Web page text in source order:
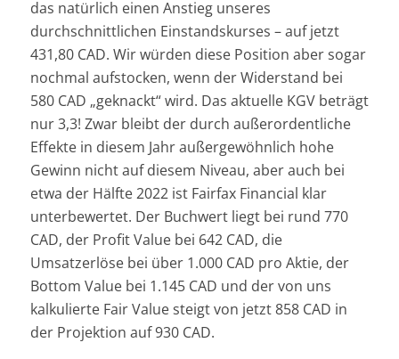
das natürlich einen Anstieg unseres
durchschnittlichen Einstandskurses – auf jetzt
431,80 CAD. Wir würden diese Position aber sogar
nochmal aufstocken, wenn der Widerstand bei
580 CAD „geknackt“ wird. Das aktuelle KGV beträgt
nur 3,3! Zwar bleibt der durch außerordentliche
Effekte in diesem Jahr außergewöhnlich hohe
Gewinn nicht auf diesem Niveau, aber auch bei
etwa der Hälfte 2022 ist Fairfax Financial klar
unterbewertet. Der Buchwert liegt bei rund 770
CAD, der Profit Value bei 642 CAD, die
Umsatzerlöse bei über 1.000 CAD pro Aktie, der
Bottom Value bei 1.145 CAD und der von uns
kalkulierte Fair Value steigt von jetzt 858 CAD in
der Projektion auf 930 CAD.